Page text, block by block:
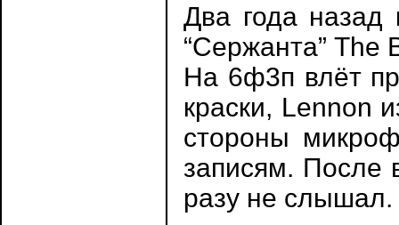
Два года назад
“Сержанта” The
На 6ф3п влёт
краски, Lennon
стороны
записям. После
разу не слышал.